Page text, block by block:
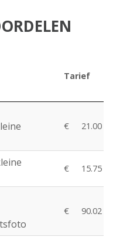
Tarief
€ 21.00
€ 15.75
€ 90.02